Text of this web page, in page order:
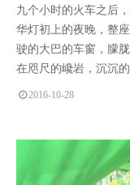
九个小时的火车之后
华灯初上的夜晚，整
驶的大巴的车窗，朦
在咫尺的巉岩，沉沉
2016-10-28